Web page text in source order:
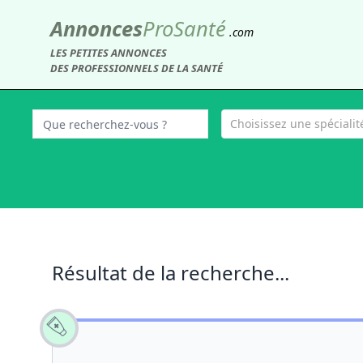
AnnoncesProSanté .com
LES PETITES ANNONCES
DES PROFESSIONNELS DE LA SANTÉ
Choisissez une
Résultat de la recherche...